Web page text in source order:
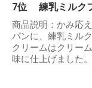
7位 練乳ミルク
商品説明：かみ応
パンに、練乳ミル
クリームはクリー
味に仕上げました。